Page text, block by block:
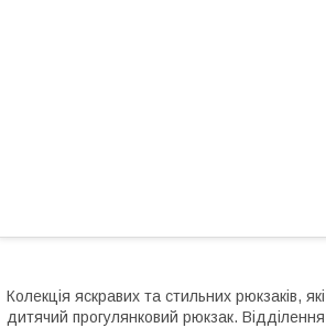
Колекція яскравих та стильних рюкзаків,
дитячий прогулянковий рюкзак.